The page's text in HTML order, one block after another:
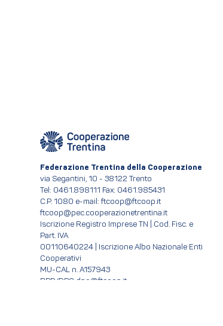
Federazione Trentina della Cooperazione
via Segantini, 10 - 38122 Trento
Tel: 0461.898111 Fax: 0461.985431
C.P. 1080 e-mail: ftcoop@ftcoop.it
ftcoop@pec.cooperazionetrentina.it
Iscrizione Registro Imprese TN | Cod. Fisc. e
Part. IVA
00110640224 | Iscrizione Albo Nazionale Enti
Cooperativi
MU-CAL n. A157943
RPD/DPO dpo@ftcoop.it